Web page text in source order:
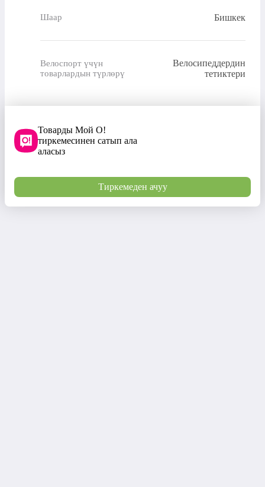
Шаар Бишкек
Велоспорт үчүн
товарлардын түрлөрү
Велосипеддердин
тетиктери
Товарды Мой О!
тиркемесинен сатып ала
аласыз
Тиркемеден ачуу